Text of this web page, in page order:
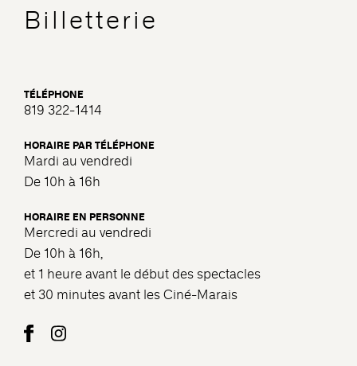
Billetterie
TÉLÉPHONE
819 322-1414
HORAIRE PAR TÉLÉPHONE
Mardi au vendredi
De 10h à 16h
HORAIRE EN PERSONNE
Mercredi au vendredi
De 10h à 16h,
et 1 heure avant le début des spectacles
et 30 minutes avant les Ciné-Marais